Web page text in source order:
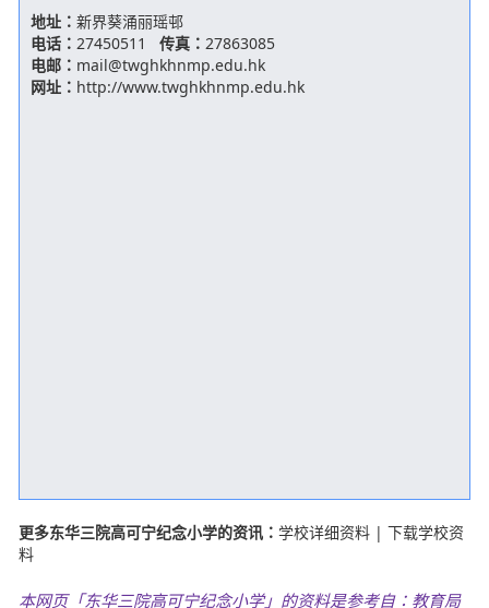
网站及各学校之官方网站制作而成，如发现有任何不准确或不
妥善地方，请让我们知道
后更新日期： 2026-07-31